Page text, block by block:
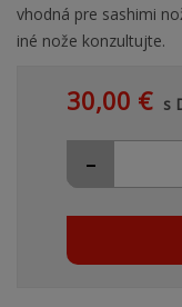
vhodná pre sashimi
iné nože konzultujte.
30,00 € s
-